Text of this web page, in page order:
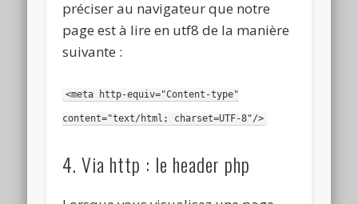
préciser au navigateur que notre
page est à lire en utf8 de la manière
suivante :
<meta http-equiv="Content-type"
content="text/html; charset=UTF-8"/>
4. Via http : le header php